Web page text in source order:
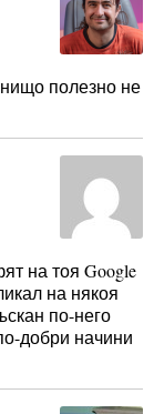
полезно не
на тоя Google
на някоя
по-него
добри начини